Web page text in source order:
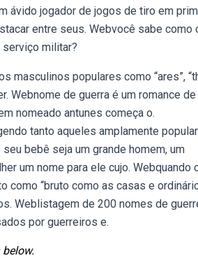
ávido jogador de jogos de tiro em
entre seus. Webvocê sabe como
serviço militar?
masculinos populares como “ares”,
Webnome de guerra é um romance
nomeado antunes começa o.
tanto aqueles amplamente
bebê seja um grande homem, um
um nome para ele cujo. Webquando
como “bruto como as casas e
Weblistagem de 200 nomes de
por guerreiros e.